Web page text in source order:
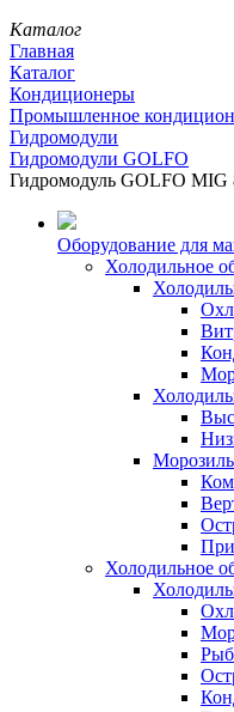
Каталог
Главная
Каталог
Кондиционеры
Промышленное
Гидромодули
Гидромодули GOLFO
Гидромодуль GOLFO MIG
Оборудование для
Холодильное
Холодильное